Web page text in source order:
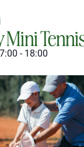
- 18:00